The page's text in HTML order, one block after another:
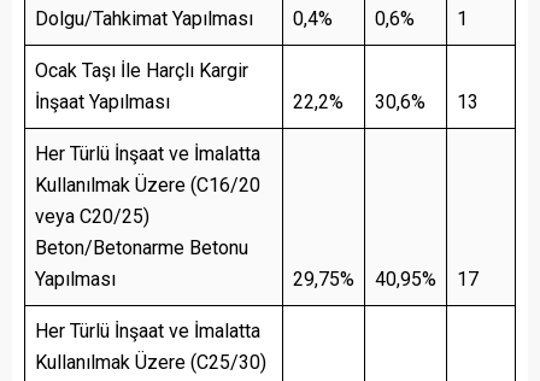
Dolgu/Tahkimat Yapılması
0,4% 0,6% 1
Ocak Taşı İle Harçlı Kargir
İnşaat Yapılması
22,2% 30,6% 13
Her Türlü İnşaat ve İmalatta
Kullanılmak Üzere (C16/20
veya C20/25)
Beton/Betonarme Betonu
Yapılması
29,75% 40,95% 17
Her Türlü İnşaat ve İmalatta
Kullanılmak Üzere (C25/30)